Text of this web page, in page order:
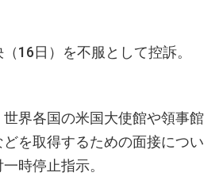
16日）を不服として控訴。
界各国の米国大使館や領事館
を取得するための面接につい
時停止指示。